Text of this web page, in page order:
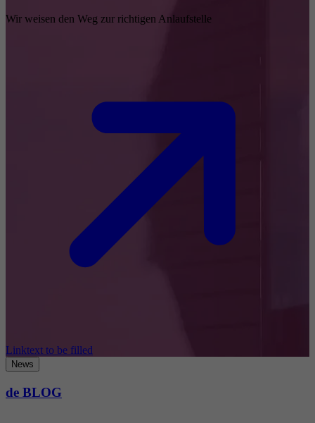
Wir weisen den Weg zur richtigen Anlaufstelle
Linktext to be filled
News
de BLOG